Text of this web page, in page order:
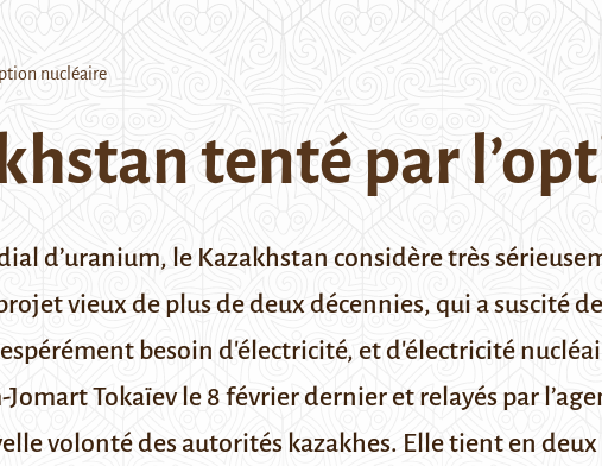
nucléaire
tenté par
d’uranium, le Kazakhstan considère très
vieux de plus de deux décennies, qui a suscité
besoin d'électricité, et d'électricité
Jomart Tokaïevle 8 février dernier et relayés par
volonté des autorités kazakhes. Elle tient en